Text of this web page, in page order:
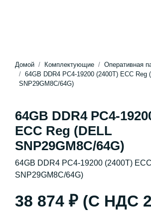
Домой Комплектующие
Оперативная
64GB DDR4 PC4-19200 (2400T) ECC Reg
SNP29GM8C/64G)
64GB DDR4 PC4-
ECC Reg (DELL
SNP29GM8C/64G)
64GB DDR4 PC4-19200 (2400T)
SNP29GM8C/64G)
38 874 ₽ (С НДС